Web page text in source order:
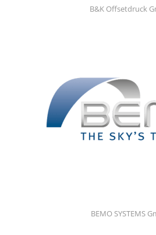
B&K Offsetdruck
BEMO SYSTEMS